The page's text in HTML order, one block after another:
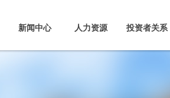
新闻中心 人力资源 投资者关系